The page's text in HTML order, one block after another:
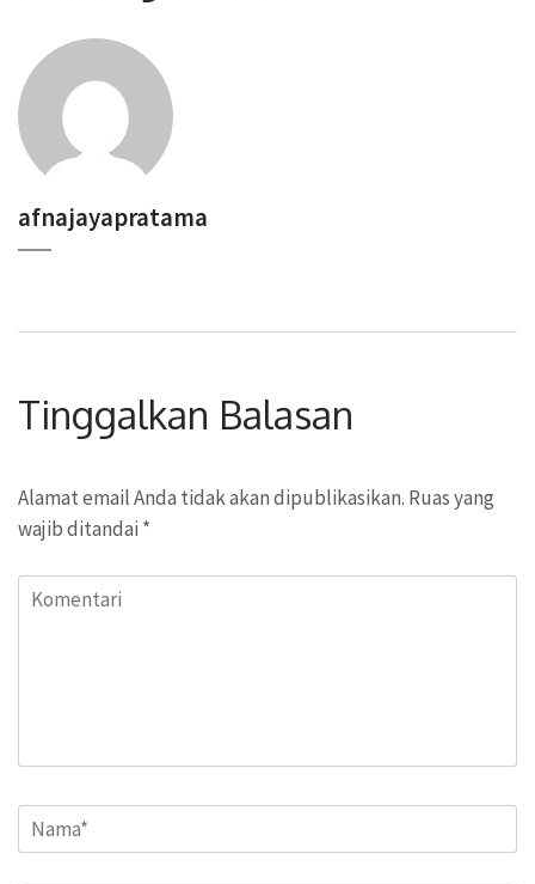
afnajayapratama
Tinggalkan Balasan
Alamat email Anda tidak akan dipublikasikan. Ruas yang
wajib ditandai *
Komentari
Name*